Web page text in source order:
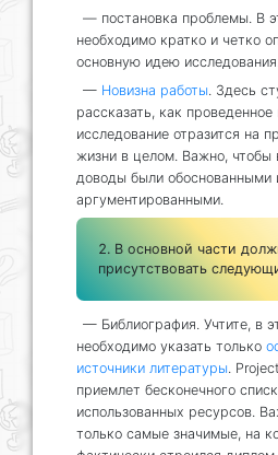
— постановка проблемы. В
необходимо кратко и четко
основную идею
— Новизна работы. Здесь
рассказать, как проведенное
исследование отразится на
жизни в целом. Важно, чтобы
доводы были обоснованными
аргументированными.
В основной части
присутствовать
— Библиография. Учтите, в
необходимо указать только
источники литературы.
приемлет бесконечного
использованных ресурсов.
только самые значимые, на